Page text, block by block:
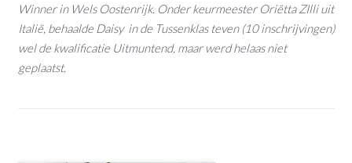
Winner in Wels Oostenrijk. Onder keurmeester Oriëtta ZIlli uit
Italië, behaalde Daisy in de Tussenklas teven (10 inschrijvingen)
wel de kwalificatie Uitmuntend, maar werd helaas niet
geplaatst.